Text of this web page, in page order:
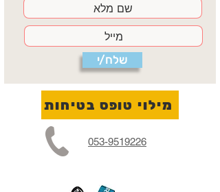
שלח/י
053-9519226
מילוי טופס בטיחות